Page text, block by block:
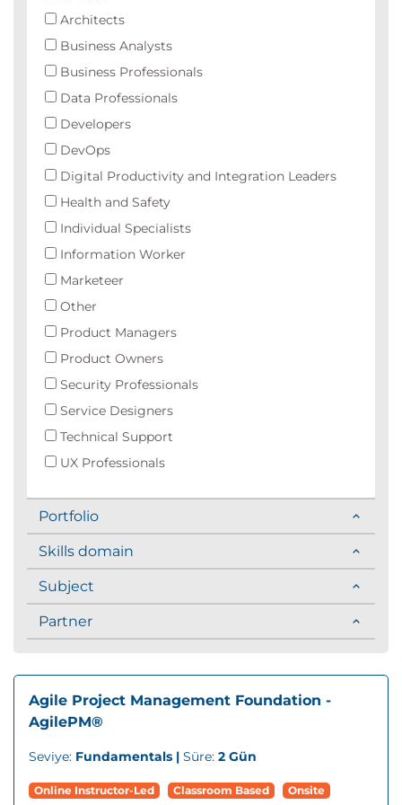
Architects
Business Analysts
Business Professionals
Data Professionals
Developers
DevOps
Digital Productivity and Integration Leaders
Health and Safety
Individual Specialists
Information Worker
Marketeer
Other
Product Managers
Product Owners
Security Professionals
Service Designers
Technical Support
UX Professionals
Portfolio
Skills domain
Subject
Partner
Agile Project Management Foundation -
AgilePM®
Seviye: Fundamentals | Süre: 2 Gün
Online Instructor-Led Classroom Based Onsite